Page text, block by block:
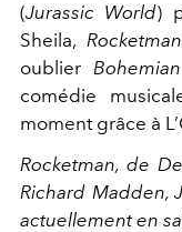
(Jurassic World)
Sheila,Rocketman
oublier
comédie
moment grâce à
Rocketman, de
Richard Madden,
actuellement en